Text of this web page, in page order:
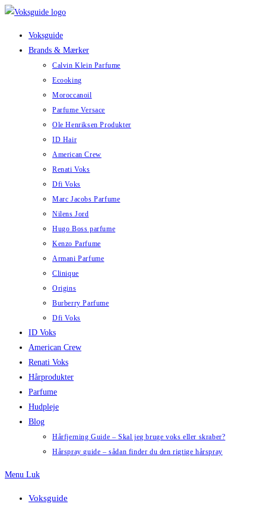
Skip
Voksguide
Brands & Mærker
Calvin Klein Parfume
Ecooking
Moroccanoil
Parfume Versace
Ole Henriksen Produkter
ID Hair
American Crew
Renati Voks
Dfi Voks
Marc Jacobs Parfume
Nilens Jord
Hugo Boss parfume
Kenzo Parfume
Armani Parfume
Clinique
Origins
Burberry Parfume
Dfi Voks
ID Voks
American Crew
Renati Voks
Hårprodukter
Parfume
Hudpleje
Blog
Hårfjerning Guide – Skal jeg bruge voks eller skraber?
Hårspray guide – sådan finder du den rigtige hårspray
Menu Luk
Voksguide